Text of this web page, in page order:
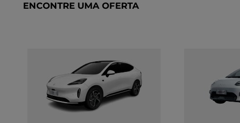
ENCONTRE UMA OFERTA